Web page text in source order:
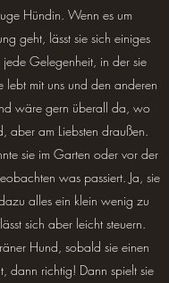
Hündin. Wenn es um
geht, lässt sie sich einiges
Gelegenheit, in der sie
lebt mit uns und den anderen
wäre gern überall da, wo
aber am Liebsten draußen.
sie im Garten oder vor der
was passiert. Ja, sie
alles ein klein wenig zu
sich aber leicht steuern.
Hund, sobald sie einen
dann richtig! Dann spielt sie